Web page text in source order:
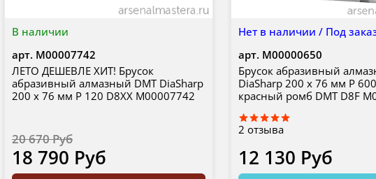
В наличии
арт. М00007742
ЛЕТО ДЕШЕВЛЕ ХИТ! Брусок
абразивный алмазный DMT DiaSharp
200 х 76 мм P 120 D8XX М00007742
20 670 Руб
18 790 Руб
Нет в наличии / Под
арт. М00000650
Брусок абразивный
DiaSharp 200 х 76 мм P
красный ромб DMT D8F
2 отзыва
12 130 Руб